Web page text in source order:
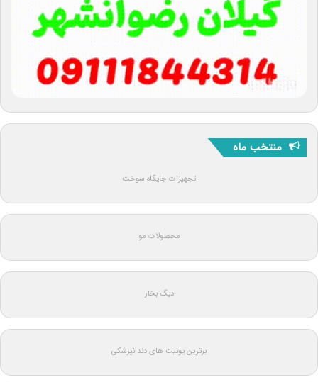
منتخب ماه
تجهیزات جایگاه سوخت
محصولات مو
دیگ بخار
برترین یونیت های دندانپزشکی